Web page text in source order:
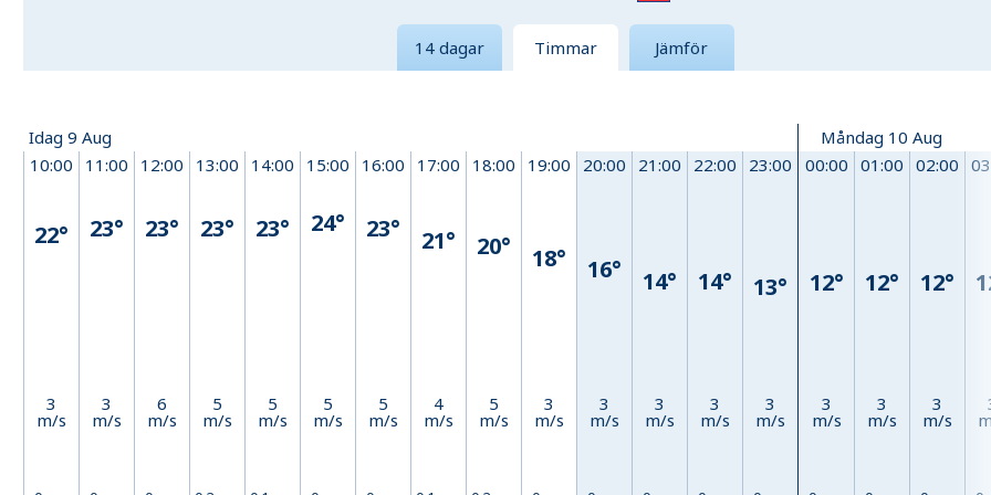
14 dagar Timmar Jämför
Idag 9 Aug
10:00
22°
3
m/s
11:00
23°
3
m/s
12:00
23°
6
m/s
13:00
23°
5
m/s
14:00
23°
5
m/s
15:00
24°
5
m/s
16:00
23°
5
m/s
17:00
21°
4
m/s
18:00
20°
5
m/s
19:00
18°
3
m/s
20:00
16°
3
m/s
21:00
14°
3
m/s
22:00
14°
3
m/s
23:00
13°
3
m/s
Måndag 10 Aug
00:00
12°
3
m/s
01:00
12°
3
m/s
02:00
12°
3
m/s